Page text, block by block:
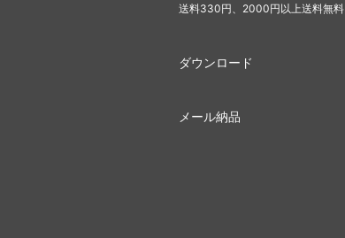
送料330円、2000円以上送料無料
ダウンロード
メール納品